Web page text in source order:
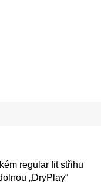
regular fit střihu
„DryPlay“